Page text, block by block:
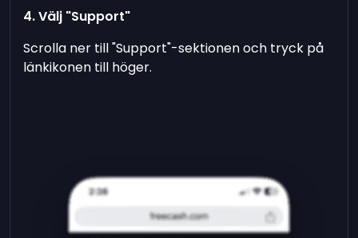
4. Välj "Support"
Scrolla ner till "Support"-sektionen och tryck på
länkikonen till höger.